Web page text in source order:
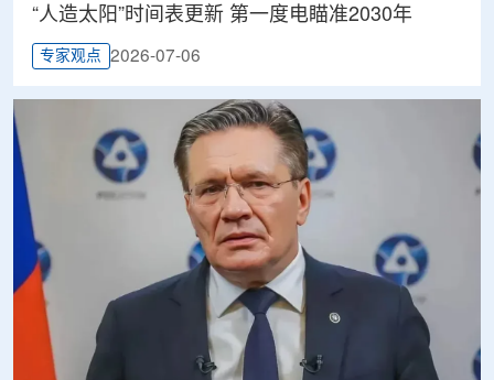
“人造太阳”时间表更新 第一度电瞄准2030年
专家观点 2026-07-06